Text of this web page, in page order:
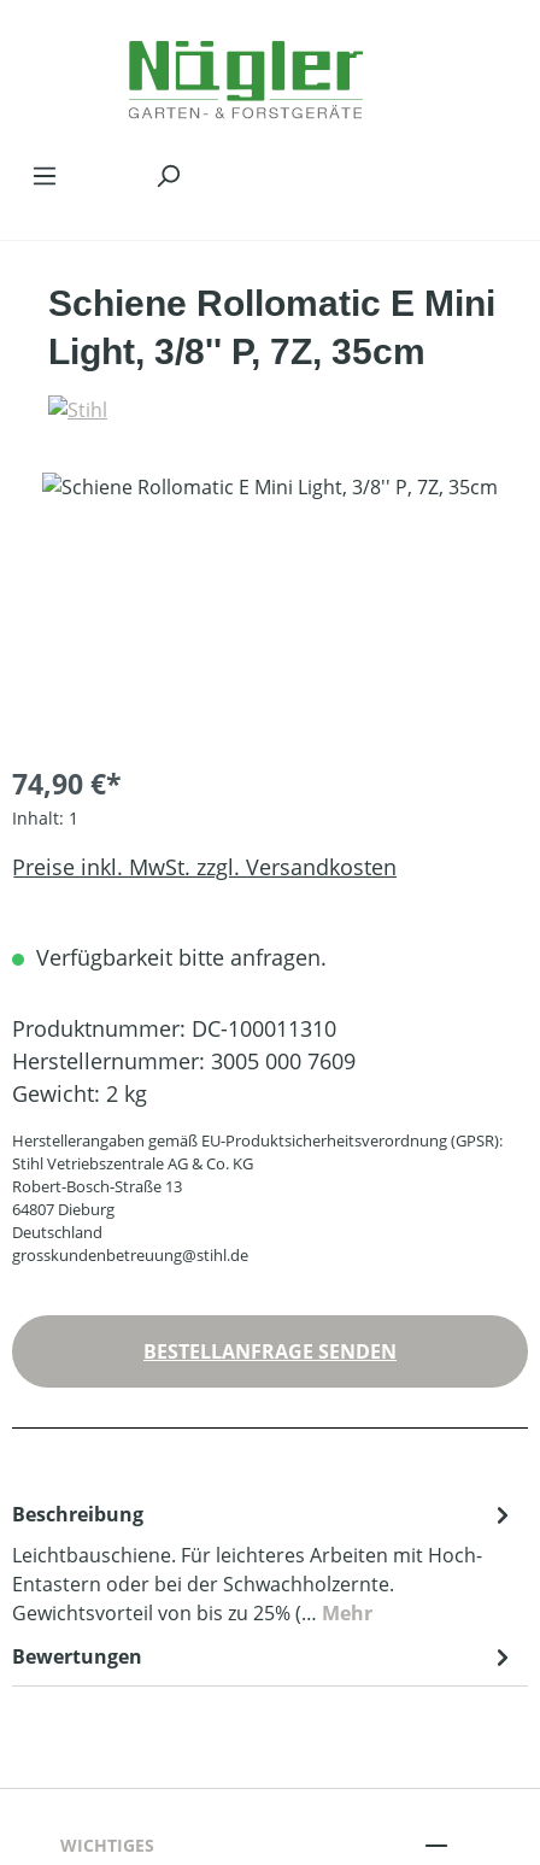
Schiene Rollomatic E Mini
Light, 3/8'' P, 7Z, 35cm
Bildergalerie überspringen
74,90 €*
Inhalt: 1
Preise inkl. MwSt. zzgl. Versandkosten
Verfügbarkeit bitte anfragen.
Produktnummer: DC-100011310
Herstellernummer: 3005 000 7609
Gewicht: 2 kg
Herstellerangaben gemäß EU-Produktsicherheitsverordnung (GPSR):
Stihl Vetriebszentrale AG & Co. KG
Robert-Bosch-Straße 13
64807 Dieburg
Deutschland
grosskundenbetreuung@stihl.de
BESTELLANFRAGE SENDEN
Beschreibung
Leichtbauschiene. Für leichteres Arbeiten mit Hoch-
Entastern oder bei der Schwachholzernte.
Gewichtsvorteil von bis zu 25% (… Mehr
Bewertungen
WICHTIGES